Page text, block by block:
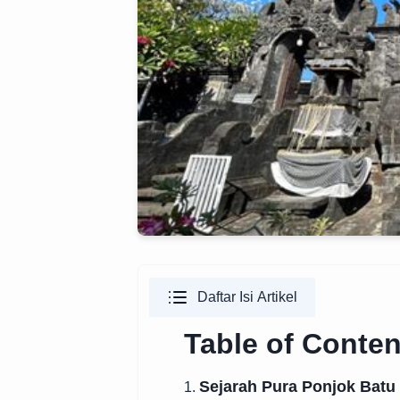
Daftar Isi Artikel
Table of
1. Sejarah Pura Ponjok Batu